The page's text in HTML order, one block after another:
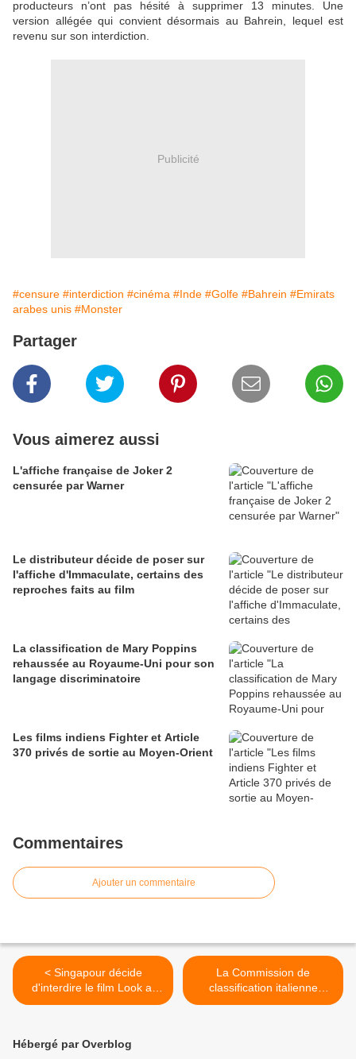
producteurs n’ont pas hésité à supprimer 13 minutes. Une
version allégée qui convient désormais au Bahrein, lequel est
revenu sur son interdiction.
Publicité
#censure #interdiction #cinéma #Inde #Golfe #Bahrein #Emirats
arabes unis #Monster
Partager
Vous aimerez aussi
L'affiche française de Joker 2
censurée par Warner
Le distributeur décide de poser sur
l'affiche d'Immaculate, certains des
reproches faits au film
La classification de Mary Poppins
rehaussée au Royaume-Uni pour son
langage discriminatoire
Les films indiens Fighter et Article
370 privés de sortie au Moyen-Orient
Commentaires
Ajouter un commentaire
< Singapour décide
d'interdire le film Look at
Me
La Commission de
classification italienne
interdit le film Piove aux
Hébergé par Overblog